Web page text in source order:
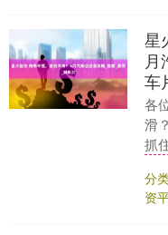
星
月
车
各
滑
抓
费
分
资